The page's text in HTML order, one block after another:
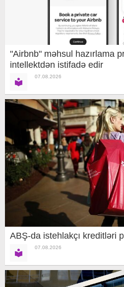
"Airbnb" məhsul hazırlama
intellektdən istifadə edir
07.08.2026
ABŞ-da istehlakçı kreditləri
07.08.2026